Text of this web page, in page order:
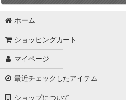
原神 (全商品)
アクリルスタンド
バッジ
ホーム
ショッピングカート
マイページ
最近チェックしたアイテム
ショップについて